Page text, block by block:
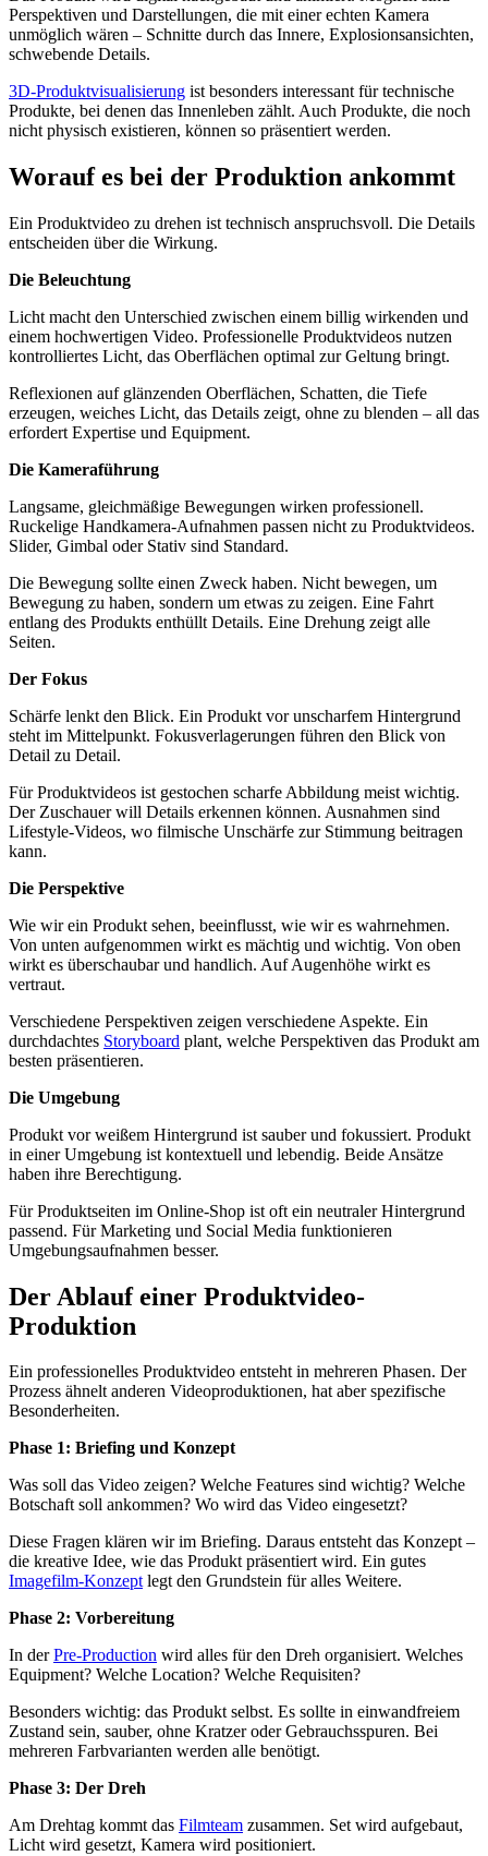
Perspektiven und Darstellungen, die mit einer echten Kamera
unmöglich wären – Schnitte durch das Innere, Explosionsansichten,
schwebende Details.
3D-Produktvisualisierung ist besonders interessant für technische
Produkte, bei denen das Innenleben zählt. Auch Produkte, die noch
nicht physisch existieren, können so präsentiert werden.
Worauf es bei der Produktion ankommt
Ein Produktvideo zu drehen ist technisch anspruchsvoll. Die Details
entscheiden über die Wirkung.
Die Beleuchtung
Licht macht den Unterschied zwischen einem billig wirkenden und
einem hochwertigen Video. Professionelle Produktvideos nutzen
kontrolliertes Licht, das Oberflächen optimal zur Geltung bringt.
Reflexionen auf glänzenden Oberflächen, Schatten, die Tiefe
erzeugen, weiches Licht, das Details zeigt, ohne zu blenden – all das
erfordert Expertise und Equipment.
Die Kameraführung
Langsame, gleichmäßige Bewegungen wirken professionell.
Ruckelige Handkamera-Aufnahmen passen nicht zu Produktvideos.
Slider, Gimbal oder Stativ sind Standard.
Die Bewegung sollte einen Zweck haben. Nicht bewegen, um
Bewegung zu haben, sondern um etwas zu zeigen. Eine Fahrt
entlang des Produkts enthüllt Details. Eine Drehung zeigt alle
Seiten.
Der Fokus
Schärfe lenkt den Blick. Ein Produkt vor unscharfem Hintergrund
steht im Mittelpunkt. Fokusverlagerungen führen den Blick von
Detail zu Detail.
Für Produktvideos ist gestochen scharfe Abbildung meist wichtig.
Der Zuschauer will Details erkennen können. Ausnahmen sind
Lifestyle-Videos, wo filmische Unschärfe zur Stimmung beitragen
kann.
Die Perspektive
Wie wir ein Produkt sehen, beeinflusst, wie wir es wahrnehmen.
Von unten aufgenommen wirkt es mächtig und wichtig. Von oben
wirkt es überschaubar und handlich. Auf Augenhöhe wirkt es
vertraut.
Verschiedene Perspektiven zeigen verschiedene Aspekte. Ein
durchdachtes Storyboard plant, welche Perspektiven das Produkt am
besten präsentieren.
Die Umgebung
Produkt vor weißem Hintergrund ist sauber und fokussiert. Produkt
in einer Umgebung ist kontextuell und lebendig. Beide Ansätze
haben ihre Berechtigung.
Für Produktseiten im Online-Shop ist oft ein neutraler Hintergrund
passend. Für Marketing und Social Media funktionieren
Umgebungsaufnahmen besser.
Der Ablauf einer Produktvideo-
Produktion
Ein professionelles Produktvideo entsteht in mehreren Phasen. Der
Prozess ähnelt anderen Videoproduktionen, hat aber spezifische
Besonderheiten.
Phase 1: Briefing und Konzept
Was soll das Video zeigen? Welche Features sind wichtig? Welche
Botschaft soll ankommen? Wo wird das Video eingesetzt?
Diese Fragen klären wir im Briefing. Daraus entsteht das Konzept –
die kreative Idee, wie das Produkt präsentiert wird. Ein gutes
Imagefilm-Konzeptlegt den Grundstein für alles Weitere.
Phase 2: Vorbereitung
In derPre-Production wird alles für den Dreh organisiert. Welches
Equipment? Welche Location? Welche Requisiten?
Besonders wichtig: das Produkt selbst. Es sollte in einwandfreiem
Zustand sein, sauber, ohne Kratzer oder Gebrauchsspuren. Bei
mehreren Farbvarianten werden alle benötigt.
Phase 3: Der Dreh
Am Drehtag kommt das Filmteam zusammen. Set wird aufgebaut,
Licht wird gesetzt, Kamera wird positioniert.